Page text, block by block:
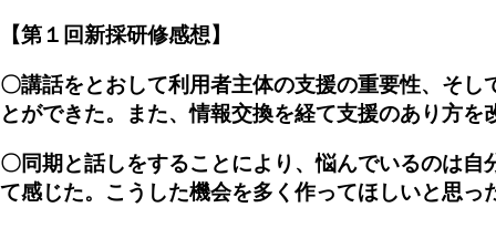
【第１回新採研修感想】
〇講話をとおして利用者主体の支援の重要性、そ
とができた。また、情報交換を経て支援のあり方
〇同期と話しをすることにより、悩んでいるのは
て感じた。こうした機会を多く作ってほしいと思っ